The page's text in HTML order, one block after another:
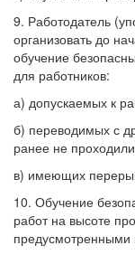
9. Работодатель
организовать до
обучение
для работников:
а) допускаемых к
б) переводимых с
ранее не
в) имеющих
10. Обучение
работ на высоте